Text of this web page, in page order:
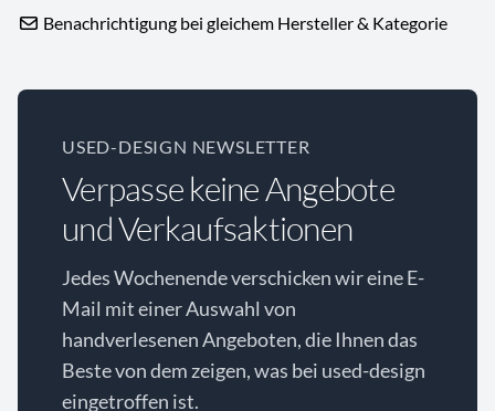
Benachrichtigung bei gleichem Hersteller & Kategorie
USED-DESIGN NEWSLETTER
Verpasse keine Angebote
und Verkaufsaktionen
Jedes Wochenende verschicken wir eine E-
Mail mit einer Auswahl von
handverlesenen Angeboten, die Ihnen das
Beste von dem zeigen, was bei used-design
eingetroffen ist.